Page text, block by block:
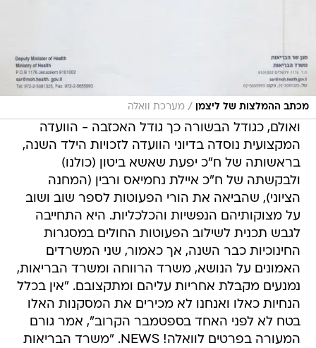
מכתב ההמלצות של ליצמן / מערכת וואלה
ואולם, כגודל הבשורה כך גודל האכזבה - הוועדה
המקצועית נוסדה בדיוני הוועדה לזכויות הילד השנה,
בראשותה של ח"כ יפעת שאשא ביטון (כולנו)
ולבקשתה של ח"כ איילת נחמיאס ורבין (המחנה
הציוני), שהביאה את הורי הפעוטות לספר שוב ושוב
על מצוקותיהם הנפשיות והכלכליות. היא התחייבה
לגבש תכנית לשילוב הפעוטות החולים במסגרות
החינוכיות כבר השנה, אך כאמור, שני המשרדים
האמונים על הנושא, משרד הרווחה ומשרד הבריאות,
נמנעים מקבלת אחריות עליהם ומתקצובם. "אין בכלל
הנחיות כאלו ואנחנו לא מכירים את המסקנות האלו
בטח לא לפני האחד בספטמבר הקרוב", אמר גורם
המעורה בפרטים לוואלה! NEWS. "משרד הבריאות